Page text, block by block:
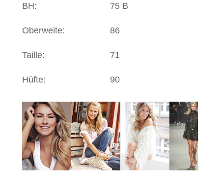
BH: 75 B
Oberweite: 86
Taille: 71
Hüfte: 90